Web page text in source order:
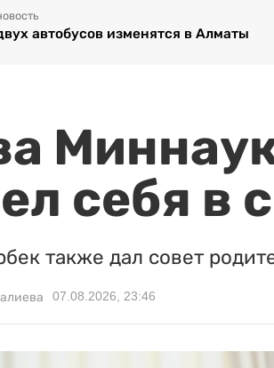
автобусов изменятся в Алматы
себя в
также дал совет
07.08.2026, 23:46